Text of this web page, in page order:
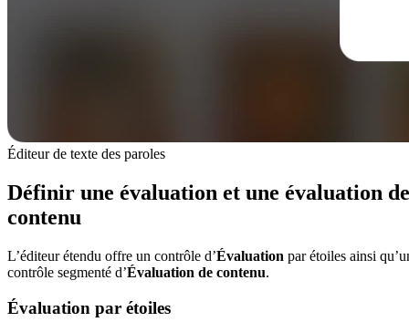
Éditeur de texte des paroles
Définir une évaluation et une évaluation de
contenu
L’éditeur étendu offre un contrôle d’Évaluation par étoiles ainsi
contrôle segmenté d’Évaluation de contenu.
Évaluation par étoiles